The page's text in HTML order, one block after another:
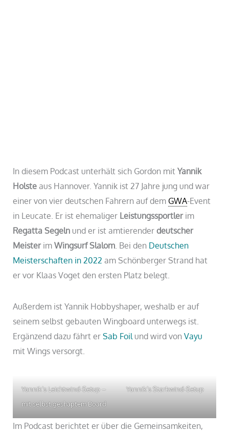
In diesem Podcast unterhält sich Gordon mitYannik
Holsteaus Hannover. Yannik ist 27 Jahre jung und war
einer von vier deutschen Fahrern auf dem GWA-Event
in Leucate. Er ist ehemaliger Leistungssportlerim
Regatta Segeln und er ist amtierenderdeutscher
MeisterimWingsurf Slalom . Bei den Deutschen
Meisterschaften in 2022 am Schönberger Strand hat
er vor Klaas Voget den ersten Platz belegt.
Außerdem ist Yannik Hobbyshaper, weshalb er auf
seinem selbst gebauten Wingboard unterwegs ist.
Ergänzend dazu fährt erSab Foilund wird vonVayu
mit Wings versorgt.
Yannik’s Leichtwind-Setup –
mit selbst geshaptem Board
Yannik’s Starkwind-Setup
Im Podcast berichtet er über die Gemeinsamkeiten,